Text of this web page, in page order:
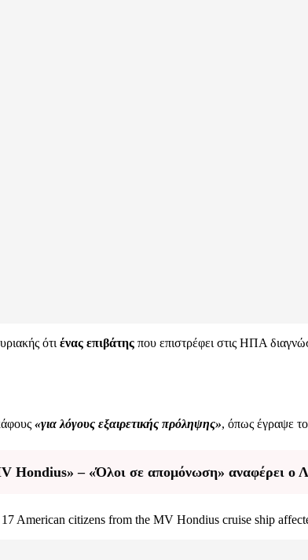
ότι ένας επιβάτης που επιστρέφει στις ΗΠΑ
«για λόγους εξαιρετικής πρόληψης», όπως έγραψε
Hondius» – «Όλοι σε απομόνωση» αναφέρει ο
American citizens from the MV Hondius cruise ship